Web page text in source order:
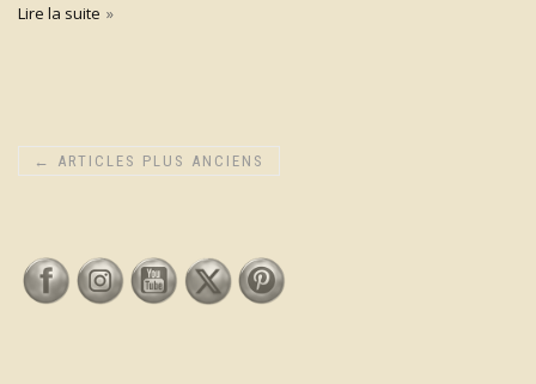
Lire la suite
← ARTICLES PLUS ANCIENS